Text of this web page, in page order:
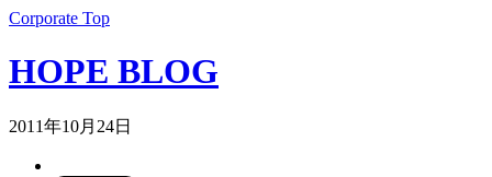
Corporate Top
HOPE BLOG
2011年10月24日